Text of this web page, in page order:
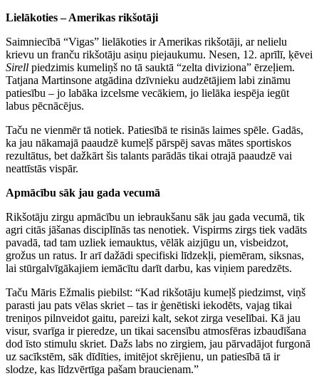
Lielākoties – Amerikas rikšotāji
Saimniecībā “Vigas” lielākoties ir Amerikas rikšotāji, ar nelielu
krievu un franču rikšotāju asiņu piejaukumu. Nesen, 12. aprīlī, ķēvei
Sirell piedzimis kumeliņš no tā sauktā “zelta diviziona” ērzeļiem.
Tatjana Martinsone atgādina dzīvnieku audzētājiem labi zināmu
patiesību – jo labāka izcelsme vecākiem, jo lielāka iespēja iegūt
labus pēcnācējus.
Taču ne vienmēr tā notiek. Patiesībā te risinās laimes spēle. Gadās,
ka jau nākamajā paaudzē kumeļš pārspēj savas mātes sportiskos
rezultātus, bet dažkārt šis talants parādās tikai otrajā paaudzē vai
neattīstās vispār.
Apmācību sāk jau gada vecumā
Rikšotāju zirgu apmācību un iebraukšanu sāk jau gada vecumā, tik
agri citās jāšanas disciplīnās tas nenotiek. Vispirms zirgs tiek vadāts
pavadā, tad tam uzliek iemauktus, vēlāk aizjūgu un, visbeidzot,
grožus un ratus. Ir arī dažādi specifiski līdzekļi, piemēram, siksnas,
lai stūrgalvīgākajiem iemācītu darīt darbu, kas viņiem paredzēts.
Taču Māris Ežmalis piebilst: “Kad rikšotāju kumeļš piedzimst, viņš
parasti jau pats vēlas skriet – tas ir ģenētiski iekodēts, vajag tikai
treniņos pilnveidot gaitu, pareizi kalt, sekot zirga veselībai. Kā jau
visur, svarīga ir pieredze, un tikai sacensību atmosfēras izbaudīšana
dod īsto stimulu skriet. Dažs labs no zirgiem, jau pārvadājot furgonā
uz sacīkstēm, sāk dīdīties, imitējot skrējienu, un patiesībā tā ir
slodze, kas līdzvērtīga pašam braucienam.”